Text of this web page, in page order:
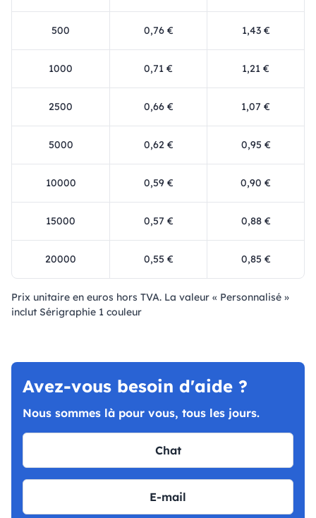
500 0,76 € 1,43 €
1000 0,71 € 1,21 €
2500 0,66 € 1,07 €
5000 0,62 € 0,95 €
10000 0,59 € 0,90 €
15000 0,57 € 0,88 €
20000 0,55 € 0,85 €
Prix ​​unitaire en euros hors TVA. La valeur « Personnalisé »
inclut Sérigraphie 1 couleur
Avez-vous besoin d'aide ?
Nous sommes là pour vous, tous les jours.
Chat
E-mail